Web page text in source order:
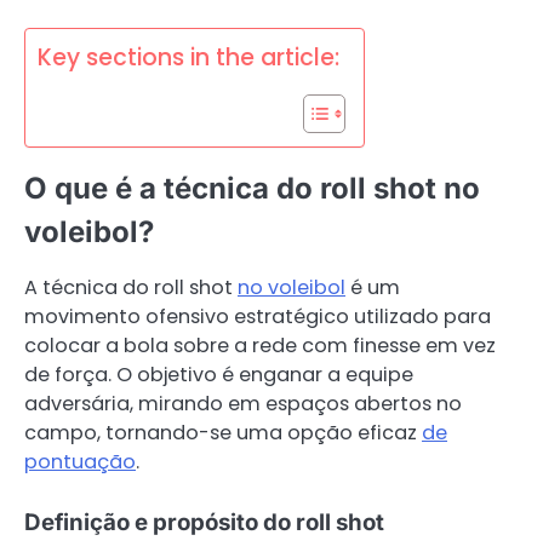
Key sections in the article:
O que é a técnica do roll shot no
voleibol?
A técnica do roll shot no voleibol é um
movimento ofensivo estratégico utilizado para
colocar a bola sobre a rede com finesse em vez
de força. O objetivo é enganar a equipe
adversária, mirando em espaços abertos no
campo, tornando-se uma opção eficaz de
pontuação.
Definição e propósito do roll shot